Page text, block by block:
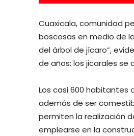
Cuaxicala, comunidad
boscosas en medio de
del árbol de jícaro”,
de años: los jicarales se
Los casi 600 habitantes
además de ser
permiten la realización
emplearse en la